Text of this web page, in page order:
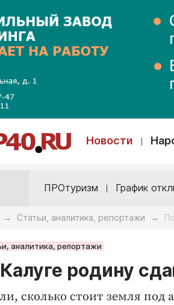
Новости
ПРОтуризм График
→ Статьи, аналитика, репортажи →
аналитика, репортажи
родину
сколько стоит земля под